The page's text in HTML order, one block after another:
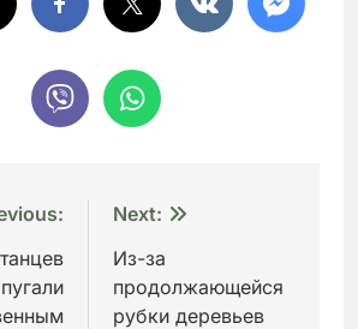
Next:
Из-за
продолжающейся
рубки деревьев